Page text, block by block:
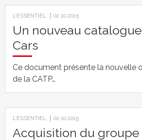
L’ESSENTIEL 02.10.2015
Un nouveau
Cars
Ce document présente la nouvelle
de la CATP…
L’ESSENTIEL 02.10.2015
Acquisition du groupe